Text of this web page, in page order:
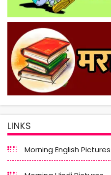
LINKS
Morning English Pictures